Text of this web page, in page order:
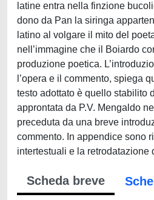
latine entra nella finzione
dono da Pan la siringa
latino al volgare il mito del
nell’immagine che il Boiardo
produzione poetica.
l’opera e il commento, spiega
testo adottato è quello stabilito
approntata da P.V. Mengaldo
preceduta da una breve
commento. In appendice sono
intertestuali e la retrodatazione
Scheda breve